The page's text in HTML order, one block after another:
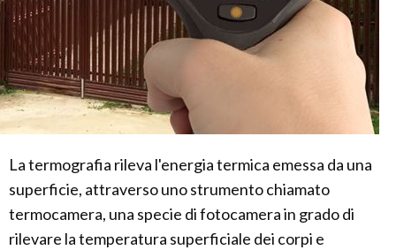
La termografia rileva l'energia termica emessa da una
superficie, attraverso uno strumento chiamato
termocamera, una specie di fotocamera in grado di
rilevare la temperatura superficiale dei corpi e